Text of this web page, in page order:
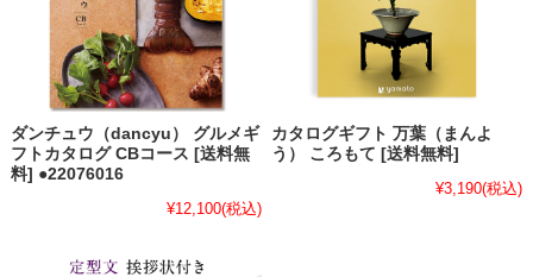
ダンチュウ（dancyu） グルメギ
フトカタログ CBコース [送料無
料] ●22076016
¥12,100(税込)
カタログギフト 万葉（まんよ
う） ころもて [送料無料]
¥3,190(税込)